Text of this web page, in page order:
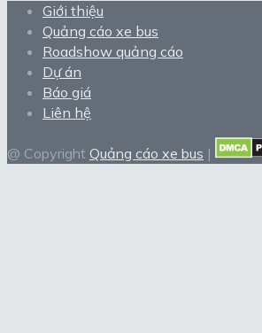
Giới thiệu
Quảng cáo xe bus
Roadshow quảng cáo
Dự án
Báo giá
Liên hệ
@ Copyright Quảng cáo xe bus |